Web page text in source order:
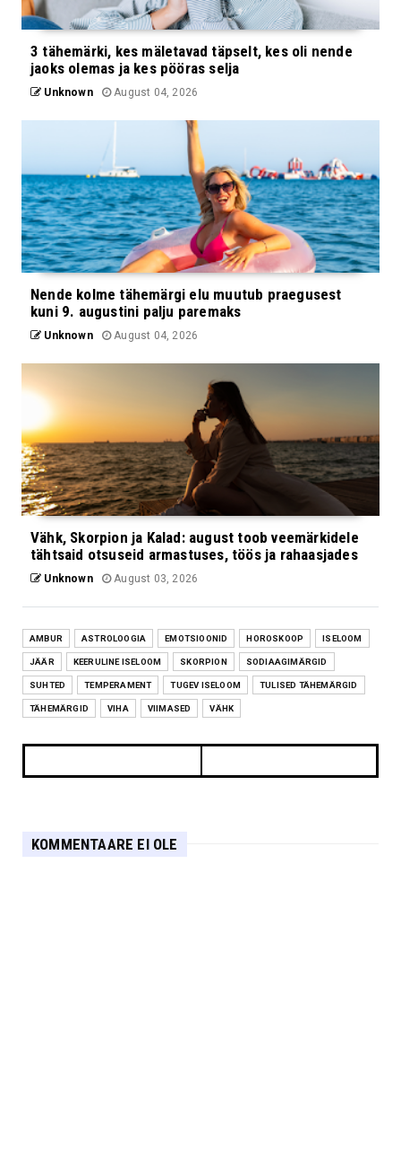
3 tähemärki, kes mäletavad täpselt, kes oli nende
jaoks olemas ja kes pööras selja
Unknown August 04, 2026
Nende kolme tähemärgi elu muutub praegusest
kuni 9. augustini palju paremaks
Unknown August 04, 2026
Vähk, Skorpion ja Kalad: august toob veemärkidele
tähtsaid otsuseid armastuses, töös ja rahaasjades
Unknown August 03, 2026
AMBUR ASTROLOOGIA EMOTSIOONID HOROSKOOP ISELOOM
JÄÄR KEERULINE ISELOOM SKORPION SODIAAGIMÄRGID
SUHTED TEMPERAMENT TUGEV ISELOOM TULISED TÄHEMÄRGID
TÄHEMÄRGID VIHA VIIMASED VÄHK
KOMMENTAARE EI OLE